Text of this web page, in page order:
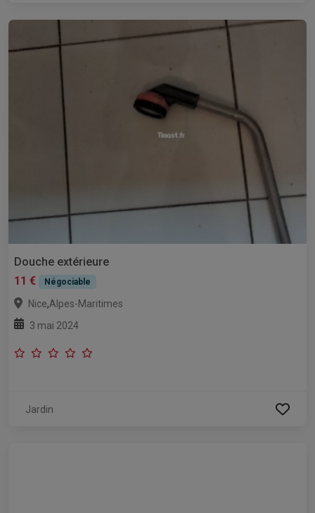
Douche extérieure
11 €
Négociable
Nice,Alpes-Maritimes
3 mai 2024
Jardin